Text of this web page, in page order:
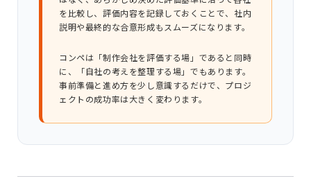
を比較し、評価内容を記録しておくことで、社内
説明や最終的な合意形成もスムーズになります。
コンペは「制作会社を評価する場」であると同時
に、「自社の考えを整理する場」でもあります。
事前準備と進め方を少し意識するだけで、プロジ
ェクトの成功率は大きく変わります。